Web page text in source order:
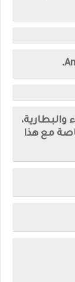
فيه خاصة مع هذا